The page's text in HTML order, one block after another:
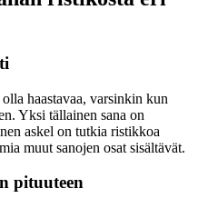
haastavaa, varsinkin kun
Yksi tällainen sana on
askel on tutkia ristikkoa
muut sanojen osat sisältävät.
pituuteen